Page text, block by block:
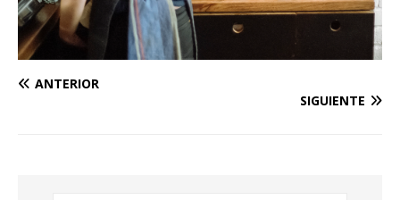
ANTERIOR
SIGUIENTE